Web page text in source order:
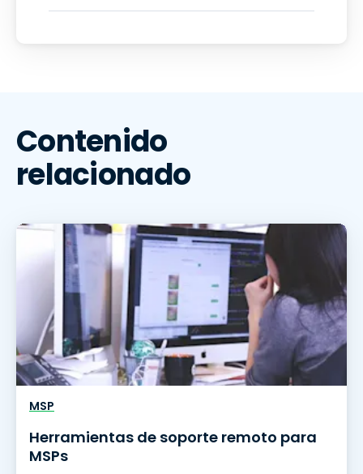
Contenido
relacionado
MSP
Herramientas de soporte remoto para
MSPs